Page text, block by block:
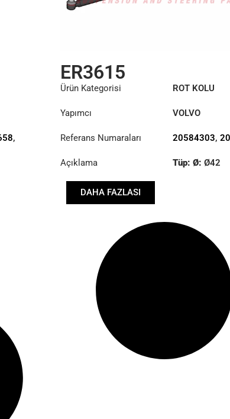
,
ER3615
Ürün Kategorisi ROT KOLU
Yapımcı VOLVO
Referans Numaraları 20584303,
Açıklama Tüp: Ø: Ø42
Uzunluk: (mm):
1009mm
DAHA FAZLASI